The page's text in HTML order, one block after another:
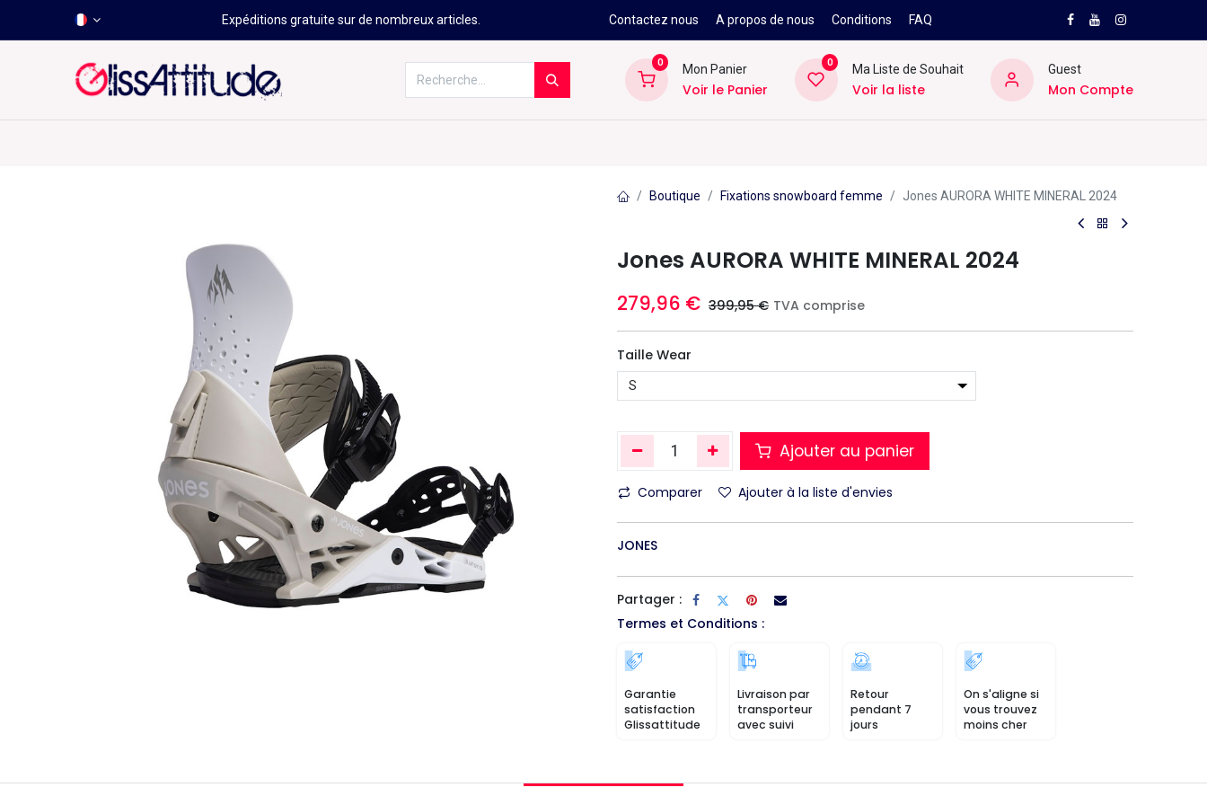
Expéditions gratuite sur de nombreux articles. Contactez nous A propos de nous Conditions FAQ
0
Mon Panier
Voir le Panier
0
Ma Liste de Souhait
Voir la liste
Guest
Mon Compte
Boutique Fixations snowboard femme Jones AURORA WHITE MINERAL 2024
Jones AURORA WHITE MINERAL 2024
279,96 € 399,95€ TVA comprise
Taille Wear
Ajouter au panier
Comparer Ajouter à la liste d'envies
JONES
Partager :
Termes et Conditions :
Garantie
satisfaction
Glissattitude
Livraison par
transporteur
avec suivi
Retour
pendant 7
jours
On s'aligne si
vous trouvez
moins cher